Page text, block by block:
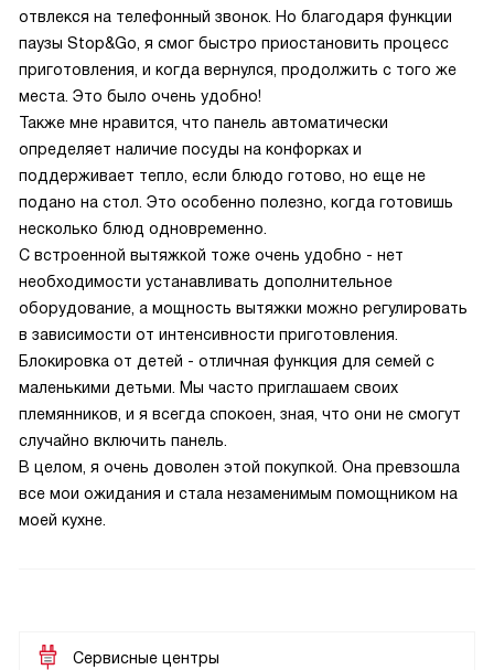
отвлекся на телефонный звонок. Но благодаря функции
паузы Stop&Go, я смог быстро приостановить процесс
приготовления, и когда вернулся, продолжить с того же
места. Это было очень удобно!
Также мне нравится, что панель автоматически
определяет наличие посуды на конфорках и
поддерживает тепло, если блюдо готово, но еще не
подано на стол. Это особенно полезно, когда готовишь
несколько блюд одновременно.
С встроенной вытяжкой тоже очень удобно - нет
необходимости устанавливать дополнительное
оборудование, а мощность вытяжки можно регулировать
в зависимости от интенсивности приготовления.
Блокировка от детей - отличная функция для семей с
маленькими детьми. Мы часто приглашаем своих
племянников, и я всегда спокоен, зная, что они не смогут
случайно включить панель.
В целом, я очень доволен этой покупкой. Она превзошла
все мои ожидания и стала незаменимым помощником на
моей кухне.
Сервисные центры